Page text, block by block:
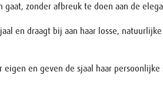
zonder afbreuk te doen aan de
en draagt bij aan haar losse,
en geven de sjaal haar persoonlijke